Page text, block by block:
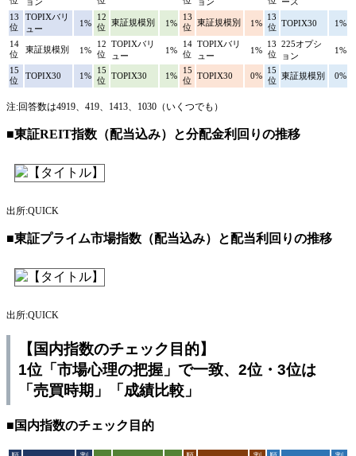
13
位
TOPIXバリ
ュー
1%
12
位
東証規模別 1%
13
位
東証規模別 1%
13
位 TOPIX30 1%
14
位
東証規模別 1%
12
位
TOPIXバリ
ュー
1%
14
位
TOPIXバリ
ュー
1%
13
位
225オプシ
ョン
1%
15
位
TOPIX30 1%
15
位
TOPIX30 1%
15
位
TOPIX30 0%
15
位 東証規模別 0%
注:回答数は4919、419、1413、1030（いくつでも）
■東証REIT指数（配当込み）と分配金利回りの推移
出所:QUICK
■東証プライム市場指数（配当込み）と配当利回りの推移
出所:QUICK
【国内指数のチェック目的】
1位「市場心理の把握」で一致、2位・3位は
「売買時期」「成績比較」
■国内指数のチェック目的